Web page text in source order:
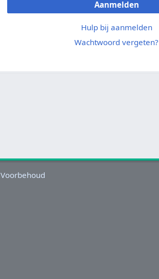
Aanmelden
Hulp bij aanmelden
Wachtwoord vergeten?
Voorbehoud